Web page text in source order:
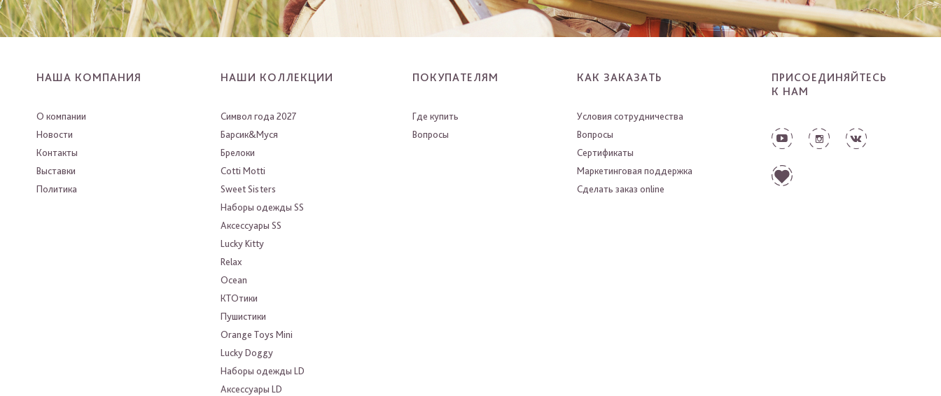
НАША КОМПАНИЯ
О компании
Новости
Контакты
Выставки
Политика
НАШИ КОЛЛЕКЦИИ
Символ года 2027
Барсик&Муся
Брелоки
Cotti Motti
Sweet Sisters
Наборы одежды SS
Аксессуары SS
Lucky Kitty
Relax
Ocean
КТОтики
Пушистики
Orange Toys Mini
Lucky Doggy
Наборы одежды LD
Аксессуары LD
ПОКУПАТЕЛЯМ
Где купить
Вопросы
КАК ЗАКАЗАТЬ
Условия сотрудничества
Вопросы
Сертификаты
Маркетинговая поддержка
Сделать заказ online
ПРИСОЕДИНЯЙТЕСЬ
К НАМ